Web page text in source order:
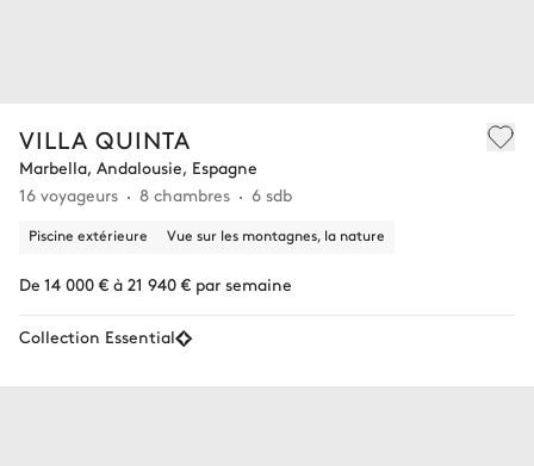
VILLA QUINTA
Marbella, Andalousie, Espagne
16 voyageurs
8 chambres 6 sdb
Piscine extérieure Vue sur les montagnes, la nature
De 14 000 € à 21 940 € par semaine
Collection Essential